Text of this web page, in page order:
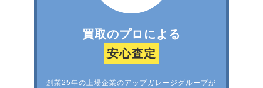
買取のプロによる
安心査定
創業25年の上場企業のアップガレージグループが